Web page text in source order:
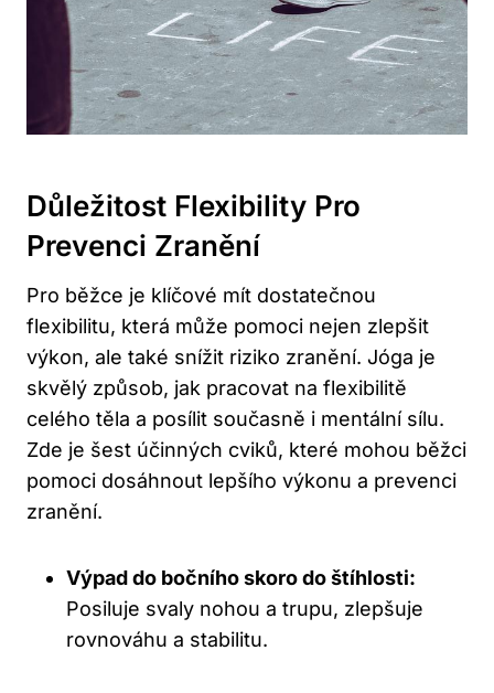
Důležitost Flexibility Pro
Prevenci Zranění
Pro běžce je klíčové mít dostatečnou
flexibilitu, která může pomoci nejen zlepšit
výkon, ale také snížit riziko zranění. Jóga je
skvělý způsob, jak pracovat na flexibilitě
celého těla a posílit současně i mentální sílu.
Zde je šest účinných cviků, které mohou běžci
pomoci dosáhnout lepšího výkonu a prevenci
zranění.
Výpad do bočního skoro do štíhlosti:
Posiluje svaly nohou a trupu, zlepšuje
rovnováhu a stabilitu.